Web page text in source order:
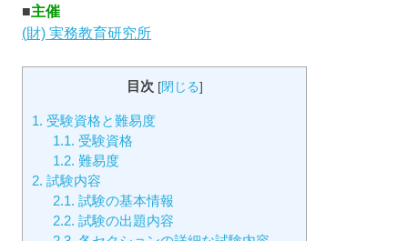
■主催
(財) 実務教育研究所
目次 [閉じる]
1. 受験資格と難易度
1.1. 受験資格
1.2. 難易度
2. 試験内容
2.1. 試験の基本情報
2.2. 試験の出題内容